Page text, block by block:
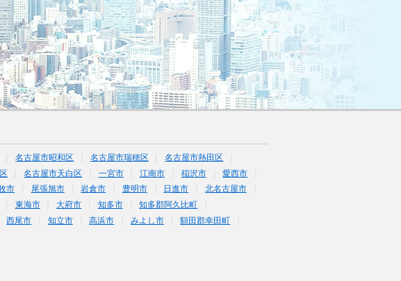
名古屋市昭和区 名古屋市瑞穂区
名古屋市熱田区
名古屋市天白区 一宮市 江南市 稲沢市
愛西市
市 尾張旭市 岩倉市 豊明市 日進市
北名古屋市
東海市 大府市 知多市
知多郡阿久比町
西尾市 知立市 高浜市 みよし市
額田郡幸田町